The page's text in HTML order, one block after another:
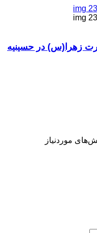
زهرا(س) در حسینیه
موردنیاز